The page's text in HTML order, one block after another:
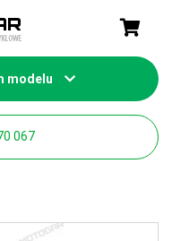
modelu
067